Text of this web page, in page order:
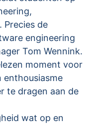
Precies de
engineering
Tom Wennink.
moment voor
enthousiasme
te dragen aan de
wat op en